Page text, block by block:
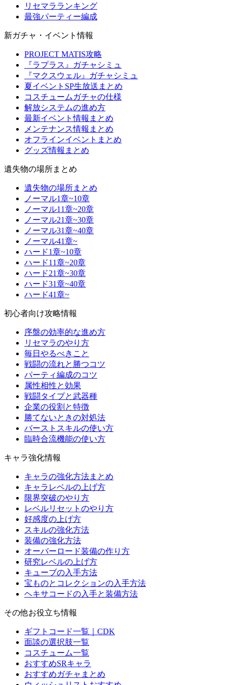
リセマラランキング
最強パーティー編成
新ガチャ・イベント情報
PROJECT MATIS攻略
『ラプラス』ガチャシミュ
『マクスウェル』ガチャシミュ
夏イベントSP生放送まとめ
コスチュームガチャの仕様
解放システムの進め方
最新イベント情報まとめ
メンテナンス情報まとめ
オフラインイベントまとめ
グッズ情報まとめ
遺失物の場所まとめ
遺失物の場所まとめ
ノーマル1章~10章
ノーマル11章~20章
ノーマル21章~30章
ノーマル31章~40章
ノーマル41章~
ハード1章~10章
ハード11章~20章
ハード21章~30章
ハード31章~40章
ハード41章~
初心者向け攻略情報
序盤の効率的な進め方
リセマラのやり方
毎日やるべきこと
戦闘の流れと勝つコツ
パーティ編成のコツ
属性相性と効果
戦闘タイプと武器種
企業の役割と特徴
勝てないときの対処法
バーストスキルの使い方
臨時合流機能の使い方
キャラ強化情報
キャラの強化方法まとめ
キャラレベルの上げ方
限界突破のやり方
レベルリセットのやり方
好感度の上げ方
スキルの強化方法
装備の強化方法
オーバーロード装備の作り方
研究レベルの上げ方
キューブの入手方法
宝ものとコレクションの入手方法
ヘキサコードの入手と装備方法
その他お役立ち情報
ギフトコード一覧｜CDK
面談の選択肢一覧
コスチューム一覧
おすすめSRキャラ
おすすめガチャまとめ